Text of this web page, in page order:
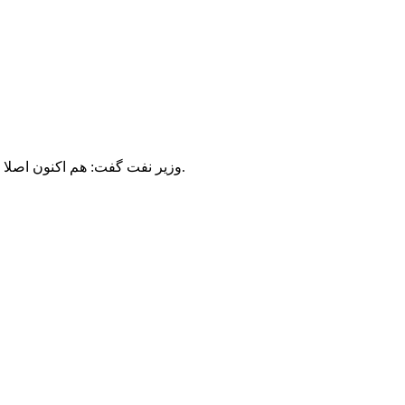
وزیر نفت گفت: هم اکنون اصلا راهکار قیمتی مدنظر نیست و راهکار‌های غیرقیمتی به بخشی فراتر از وزارت نفت؛ یعنی در تعامل و همکاری با سایر وزارتخانه‌ها بر می‌گردد.